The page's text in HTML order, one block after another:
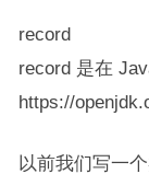
record
record 是在
https://
以前我们写一